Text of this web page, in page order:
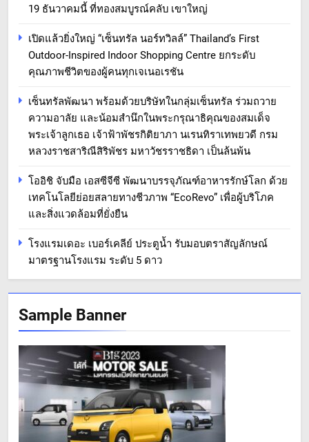
19 ธันวาคมนี้ ที่ทองสมบูรณ์คลับ เขาใหญ่
เปิดแล้วยิ่งใหญ่ “เซ็นทรัล นอร์ทวิลล์” Thailand’s First
Outdoor-Inspired Indoor Shopping Centre ยกระดับ
คุณภาพชีวิตของผู้คนทุกเจเนอเรชัน
เซ็นทรัลพัฒนา พร้อมด้วยบริษัทในกลุ่มเซ็นทรัล ร่วมถวาย
ความอาลัย และน้อมสำนึกในพระกรุณาธิคุณของสมเด็จ
พระเจ้าลูกเธอ เจ้าฟ้าพัชรกิติยาภา นเรนทิราเทพยวดี กรม
หลวงราชสาริณีสิริพัชร มหาวัชรราชธิดา เป็นล้นพ้น
โออิชิ จับมือ เอสซีจีซี พัฒนาบรรจุภัณฑ์อาหารรักษ์โลก ด้วย
เทคโนโลยีย่อยสลายทางชีวภาพ “EcoRevo” เพื่อผู้บริโภค
และสิ่งแวดล้อมที่ยั่งยืน
โรงแรมเดอะ เบอร์เคลีย์ ประตูน้ำ รับมอบตราสัญลักษณ์
มาตรฐานโรงแรม ระดับ 5 ดาว
Sample Banner